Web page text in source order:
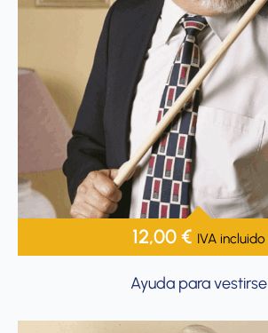
12,00€ IVA incluido
Ayuda para vestirse